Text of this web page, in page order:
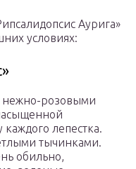
Аурига»
условиях:
нежно-розовыми
лепестка.
тычинками.
обильно,